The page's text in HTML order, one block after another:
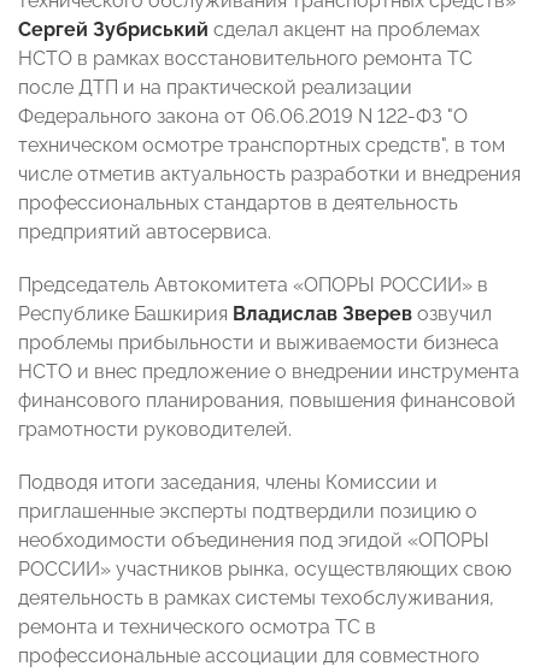
Сергей Зубриський сделал акцент на проблемах
НСТО в рамках восстановительного ремонта ТС
после ДТП и на практической реализации
Федерального закона от 06.06.2019 N 122-ФЗ "О
техническом осмотре транспортных средств", в том
числе отметив актуальность разработки и внедрения
профессиональных стандартов в деятельность
предприятий автосервиса.
Председатель Автокомитета «ОПОРЫ РОССИИ» в
Республике Башкирия Владислав Зверев озвучил
проблемы прибыльности и выживаемости бизнеса
НСТО и внес предложение о внедрении инструмента
финансового планирования, повышения финансовой
грамотности руководителей.
Подводя итоги заседания, члены Комиссии и
приглашенные эксперты подтвердили позицию о
необходимости объединения под эгидой «ОПОРЫ
РОССИИ» участников рынка, осуществляющих свою
деятельность в рамках системы техобслуживания,
ремонта и технического осмотра ТС в
профессиональные ассоциации для совместного